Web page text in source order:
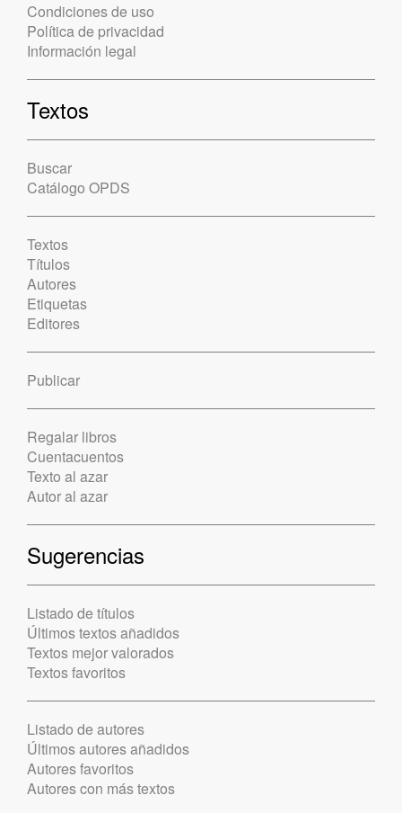
Condiciones de uso
Política de privacidad
Información legal
Textos
Buscar
Catálogo OPDS
Textos
Títulos
Autores
Etiquetas
Editores
Publicar
Regalar libros
Cuentacuentos
Texto al azar
Autor al azar
Sugerencias
Listado de títulos
Últimos textos añadidos
Textos mejor valorados
Textos favoritos
Listado de autores
Últimos autores añadidos
Autores favoritos
Autores con más textos